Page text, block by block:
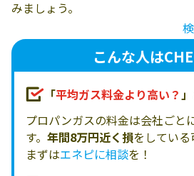
みましょう。
こんな人は
「平均ガス料金より高い？
プロパンガスの料金は会社ごと
す。 年間8万円近く損をしている
まずはエネピに相談を！